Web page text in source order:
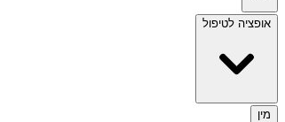
אופציה לטיפול
מין